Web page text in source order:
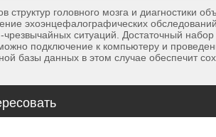
головного мозга и диагностики
эхоэнцефалографических
ситуаций. Достаточный
подключение к компьютеру и
данных в этом случае обеспечит